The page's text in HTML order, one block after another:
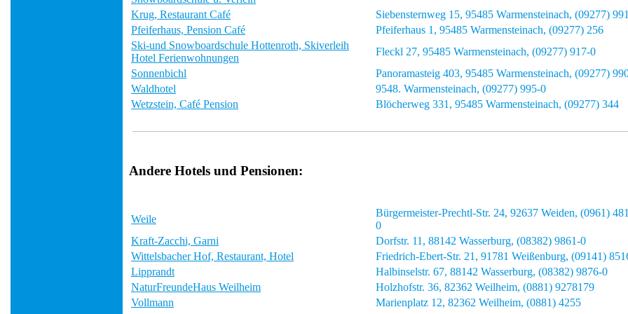
Krug, Restaurant Café
Siebensternweg 15, 95485 Warmensteinach, (09277)
Pfeiferhaus, Pension Café
Pfeiferhaus 1, 95485 Warmensteinach, (09277) 256
Ski-und Snowboardschule Hottenroth, Skiverleih
Hotel Ferienwohnungen
Fleckl 27, 95485 Warmensteinach, (09277) 917-0
Sonnenbichl
Panoramasteig 403, 95485 Warmensteinach, (09277)
Waldhotel
9548. Warmensteinach, (09277) 995-0
Wetzstein, Café Pension
Blöcherweg 331, 95485 Warmensteinach, (09277) 344
Andere Hotels und Pensionen:
Weile
Bürgermeister-Prechtl-Str. 24, 92637 Weiden, (0961)
0
Kraft-Zacchi, Garni
Dorfstr. 11, 88142 Wasserburg, (08382) 9861-0
Wittelsbacher Hof, Restaurant, Hotel
Friedrich-Ebert-Str. 21, 91781 Weißenburg, (09141)
Lipprandt
Halbinselstr. 67, 88142 Wasserburg, (08382) 9876-0
NaturFreundeHaus Weilheim
Holzhofstr. 36, 82362 Weilheim, (0881) 9278179
Vollmann
Marienplatz 12, 82362 Weilheim, (0881) 4255